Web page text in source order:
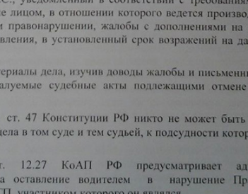
Еще фотографии
ВозвратПравРу
Copyright © 2008-2026 год